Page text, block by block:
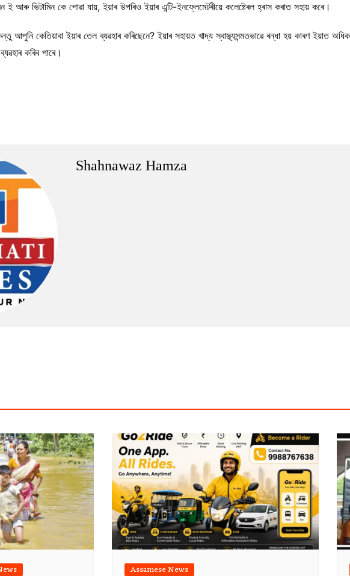
ই আৰু ভিটামিন কে পোৱা যায়, ইয়াৰ উপৰিও ইয়াৰ এন্টি-ইনফ্লেমেটৰীয়ে কলেষ্টেৰল হ্ৰাস কৰাত সহায় কৰে।
আপুনি কেতিয়াবা ইয়াৰ তেল ব্যৱহাৰ কৰিছেনে? ইয়াৰ সহায়ত খাদ্য স্বাস্থ্যসন্মতভাৱে ৰন্ধা হয় কাৰণ ইয়াত
কৰিব পাৰে।
Shahnawaz Hamza
Assamese News